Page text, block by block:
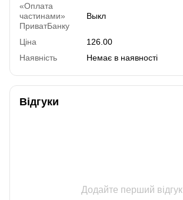
«Оплата
частинами»
ПриватБанку
Выкл
Ціна
126.00
Наявність
Немає в наявності
Відгуки
Додайте перший відгук